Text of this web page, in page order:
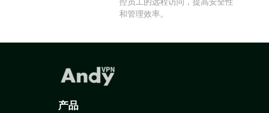
和管理效率。
产品